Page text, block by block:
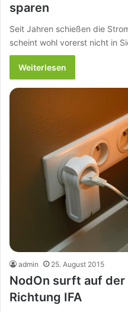
sparen
Seit Jahren schießen die
scheint wohl vorerst nicht in
Weiterlesen
admin 25. August 2015
NodOn surft auf der
Richtung IFA